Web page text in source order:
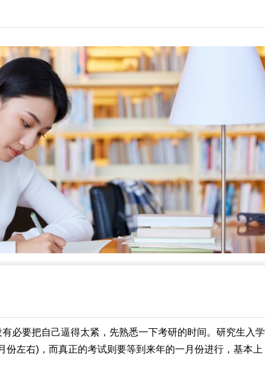
必要把自己逼得太紧，先熟悉一下考研的时间。研究生入学
份左右)，而真正的考试则要等到来年的一月份进行，基本上